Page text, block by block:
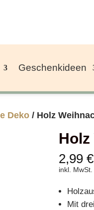
Geschenkideen
Deko / Holz
2,99 €
inkl. MwSt.
Mit